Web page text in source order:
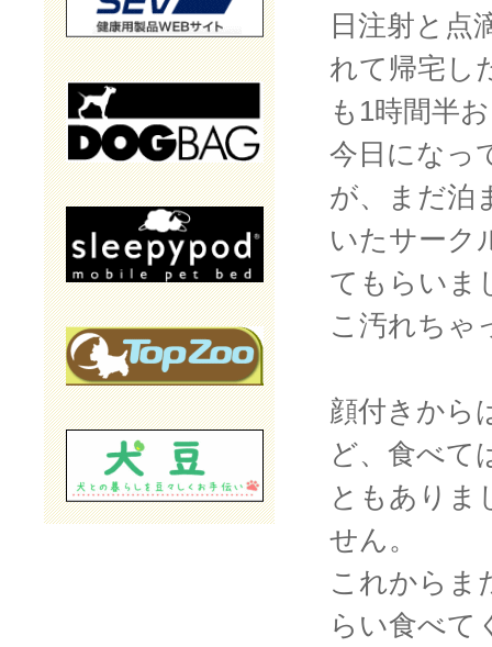
日注射と点
れて帰宅し
も1時間半
今日になっ
が、まだ泊
いたサーク
てもらいま
こ汚れちゃ
顔付きから
ど、食べて
ともありま
せん。
これからま
らい食べて